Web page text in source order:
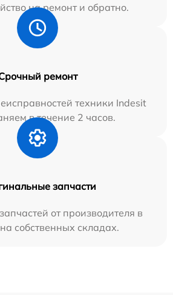
на ремонт и обратно.
ремонт
техники Indesit
в течение 2 часов.
запчасти
от производителя в
собственных складах.